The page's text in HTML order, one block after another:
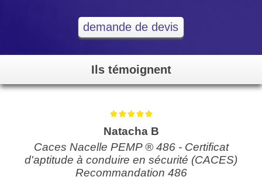
demande de devis
Ils témoignent
Natacha B
Caces Nacelle PEMP ® 486 - Certificat
d'aptitude à conduire en sécurité (CACES)
Recommandation 486